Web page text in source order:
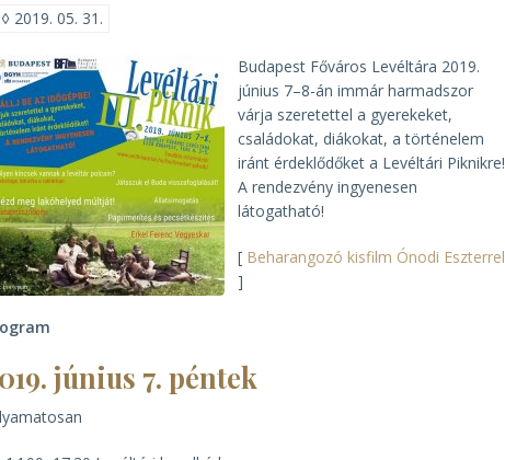
◊ 2019. 05. 31.
Budapest Főváros Levéltára 2019.
június 7–8-án immár harmadszor
várja szeretettel a gyerekeket,
családokat, diákokat, a történelem
iránt érdeklődőket a Levéltári Piknikre!
A rendezvény ingyenesen
látogatható!
[ Beharangozó kisfilm Ónodi Eszterrel
]
június 7. péntek